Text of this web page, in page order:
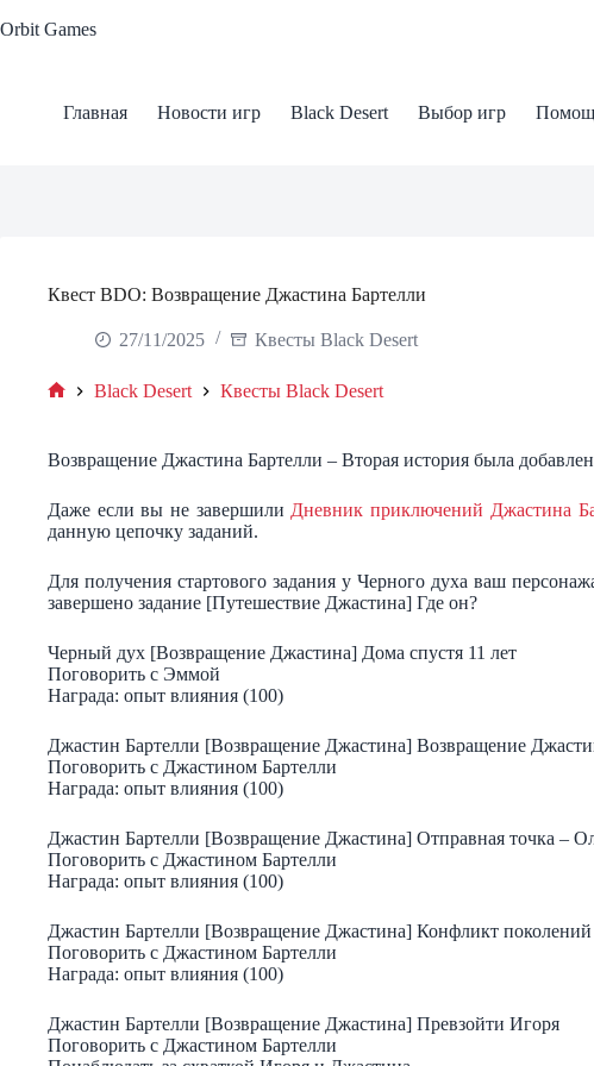
to
Orbit Games
Главная Новости игр Black Desert Выбор игр
Квест BDO: Возвращение Джастина Бартелли
27/11/2025 Квесты Black Desert
Black Desert Квесты Black Desert
Возвращение Джастина Бартелли – Вторая история была
Даже если вы не завершили Дневник приключений Джастина
данную цепочку заданий.
Для получения стартового задания у Черного духа ваш
завершено задание [Путешествие Джастина] Где он?
Черный дух [Возвращение Джастина] Дома спустя 11 лет
Поговорить с Эммой
Награда: опыт влияния (100)
Джастин Бартелли [Возвращение Джастина] Возвращение
Поговорить с Джастином Бартелли
Награда: опыт влияния (100)
Джастин Бартелли [Возвращение Джастина] Отправная точка –
Поговорить с Джастином Бартелли
Награда: опыт влияния (100)
Джастин Бартелли [Возвращение Джастина] Конфликт поколений
Поговорить с Джастином Бартелли
Награда: опыт влияния (100)
Джастин Бартелли [Возвращение Джастина] Превзойти Игоря
Поговорить с Джастином Бартелли